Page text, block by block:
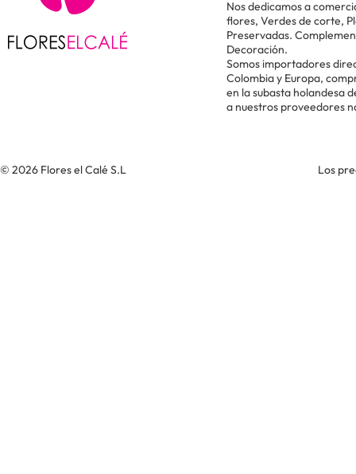
Nos dedicamos a
flores, Verdes de corte,
Preservadas.
Decoración.
Somos importadores
Colombia y Europa,
en la subasta holandesa
a nuestros proveedores
© 2026 Flores el Calé S.L Los